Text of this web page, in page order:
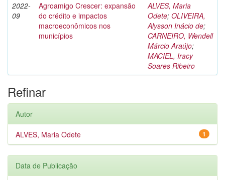
2022-
09
Agroamigo Crescer: expansão
do crédito e impactos
macroeconômicos nos
municípios
ALVES, Maria
Odete; OLIVEIRA,
Alysson Inácio de;
CARNEIRO, Wendell
Márcio Araújo;
MACIEL, Iracy
Soares Ribeiro
Refinar
Autor
1
ALVES, Maria Odete
Data de Publicação